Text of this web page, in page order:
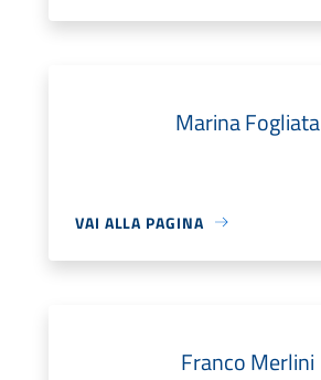
Marina Fogliata
VAI ALLA PAGINA
Franco Merlini